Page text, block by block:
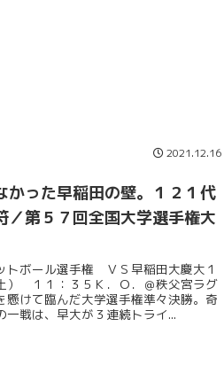
2021.12.16
かった早稲田の壁。１２１代
／第５７回全国大学選手権大
トボール選手権 ＶＳ早稲田大慶大１
） １１：３５Ｋ．Ｏ．＠秩父宮ラグ
懸けて臨んだ大学選手権準々決勝。奇
戦は、早大が３連続トライ...